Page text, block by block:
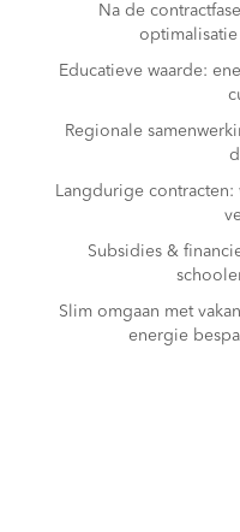
Na de
Educatieve waarde:
Regionale
Langdurige
Subsidies &
Slim omgaan met
energie